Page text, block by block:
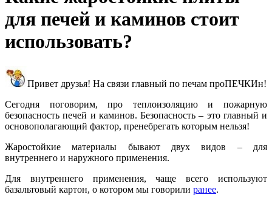
для печей и каминов стоит
использовать?
Привет друзья! На связи главный по печам проПЕЧКИн!
Сегодня поговорим, про теплоизоляцию и пожарную
безопасность печей и каминов. Безопасность – это главный и
основополагающий фактор, пренебрегать которым нельзя!
Жаростойкие материалы бывают двух видов – для
внутреннего и наружного применения.
Для внутреннего применения, чаще всего используют
базальтовый картон, о котором мы говорили ранее.